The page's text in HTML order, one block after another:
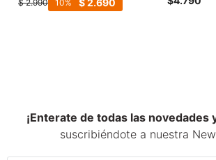
$ 2.990 $2.690
10
¡Enterate de todas las novedades
suscribiéndote a nuestra